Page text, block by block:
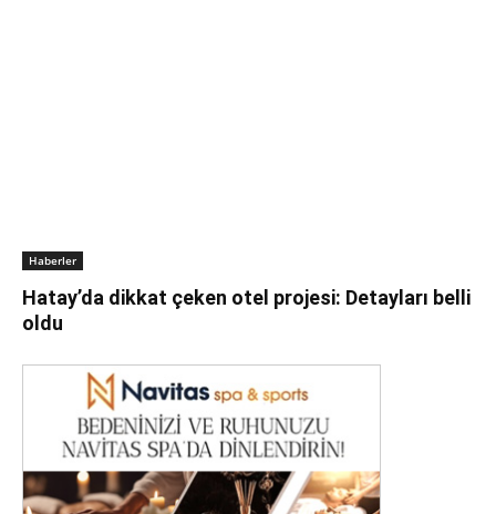
Haberler
Hatay’da dikkat çeken otel projesi: Detayları belli
oldu